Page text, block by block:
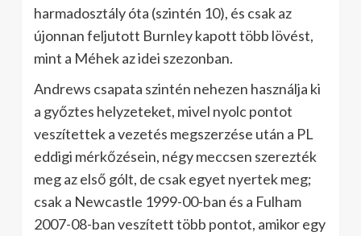
harmadosztály óta (szintén 10), és csak az
újonnan feljutott Burnley kapott több lövést,
mint a Méhek az idei szezonban.
Andrews csapata szintén nehezen használja ki
a győztes helyzeteket, mivel nyolc pontot
veszítettek a vezetés megszerzése után a PL
eddigi mérkőzésein, négy meccsen szerezték
meg az első gólt, de csak egyet nyertek meg;
csak a Newcastle 1999-00-ban és a Fulham
2007-08-ban veszített több pontot, amikor egy